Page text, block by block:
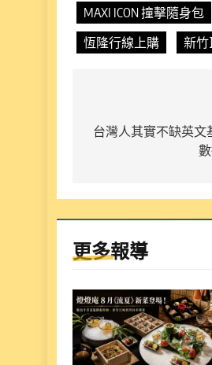
MAXI ICON 撞擊隨身包
恆隆行線上購
新竹
章
台灣人其實不缺英文
更多報導